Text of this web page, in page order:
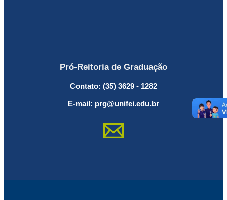
Pró-Reitoria de Graduação
Contato: (35) 3629 - 1282
E-mail: prg@unifei.edu.br